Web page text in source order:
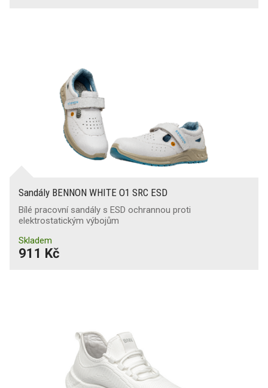
Sandály BENNON WHITE O1 SRC ESD
Bílé pracovní sandály s ESD ochrannou proti
elektrostatickým výbojům
Skladem
911 Kč